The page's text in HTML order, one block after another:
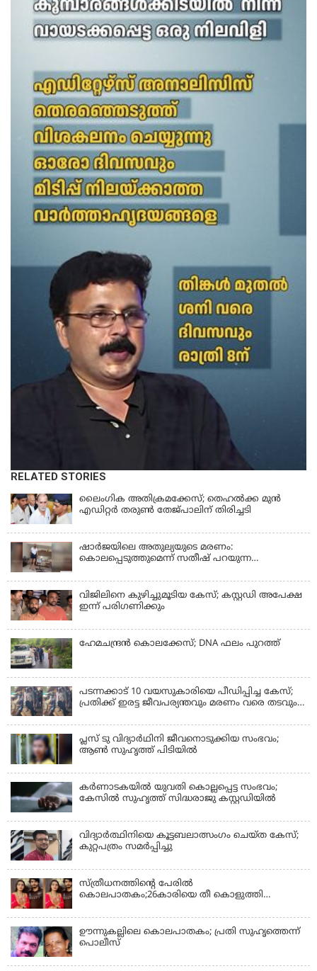
RELATED STORIES
ലൈംഗിക അതിക്രമക്കേസ്; തെഹല്‍ക്ക മുന്‍
എഡിറ്റര്‍ തരുൺ തേജ്പാലിന് തിരിച്ചടി
ഷാർജയിലെ അതുല്യയുടെ മരണം:
കൊലപ്പെടുത്തുമെന്ന് സതീഷ് പറയുന്ന
വിജിലിനെ കുഴിച്ചുമൂടിയ കേസ്; കസ്റ്റഡി അപേക്ഷ
ഇന്ന് പരിഗണിക്കും
ഹേമചന്ദ്രൻ കൊലക്കേസ്; DNA ഫലം പുറത്ത്
പടന്നക്കാട് 10 വയസുകാരിയെ പീഡിപ്പിച്ച കേസ്;
പ്രതിക്ക് ഇരട്ട ജീവപര്യന്തവും മരണം വരെ തടവും
പ്ലസ് ടു വിദ്യാര്‍ഥിനി ജീവനൊടുക്കിയ സംഭവം;
ആണ്‍ സുഹൃത്ത് പിടിയില്‍
കര്‍ണാടകയില്‍ യുവതി കൊല്ലപ്പെട്ട സംഭവം;
കേസില്‍ സുഹൃത്ത് സിദ്ധരാജു കസ്റ്റഡിയില്‍
വിദ്യാർത്ഥിനിയെ കൂട്ടബലാത്സംഗം ചെയ്ത കേസ്;
കുറ്റപത്രം സമര്‍പ്പിച്ചു
സ്ത്രീധനത്തിന്റെ പേരില്‍
കൊലപാതകം;26കാരിയെ തീ കൊളുത്തി
ഊന്നുകല്ലിലെ കൊലപാതകം; പ്രതി സുഹൃത്തെന്ന്
പൊലീസ്